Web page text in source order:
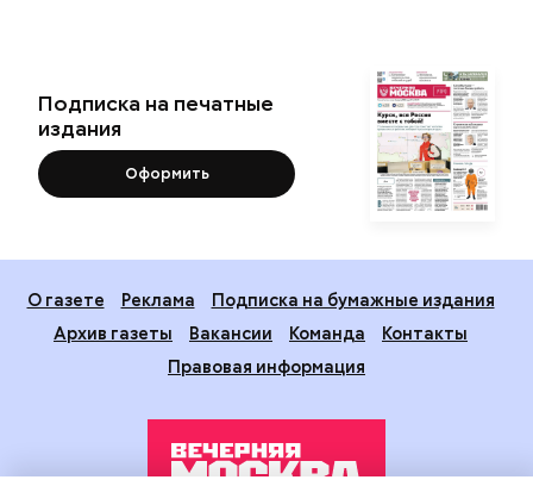
Подписка на печатные
издания
Оформить
О газете Реклама
Подписка на бумажные издания
Архив газеты
Вакансии Команда
Контакты
Правовая информация